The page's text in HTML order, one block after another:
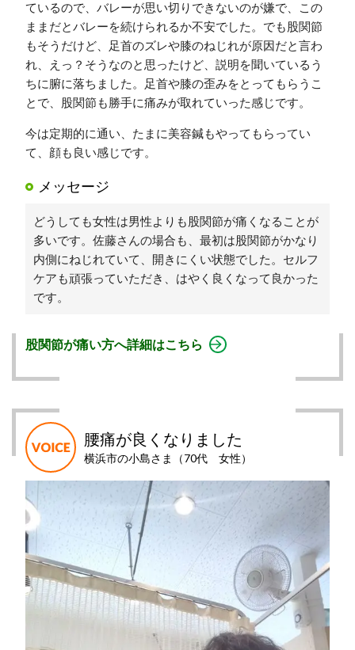
ているので、バレーが思い切りできないのが嫌で、この
ままだとバレーを続けられるか不安でした。でも股関節
もそうだけど、足首のズレや膝のねじれが原因だと言わ
れ、えっ？そうなのと思ったけど、説明を聞いているう
ちに腑に落ちました。足首や膝の歪みをとってもらうこ
とで、股関節も勝手に痛みが取れていった感じです。
今は定期的に通い、たまに美容鍼もやってもらってい
て、顔も良い感じです。
メッセージ
どうしても女性は男性よりも股関節が痛くなることが
多いです。佐藤さんの場合も、最初は股関節がかなり
内側にねじれていて、開きにくい状態でした。セルフ
ケアも頑張っていただき、はやく良くなって良かった
です。
股関節が痛い方へ詳細はこちら
腰痛が良くなりました
横浜市の小島さま（70代 女性）